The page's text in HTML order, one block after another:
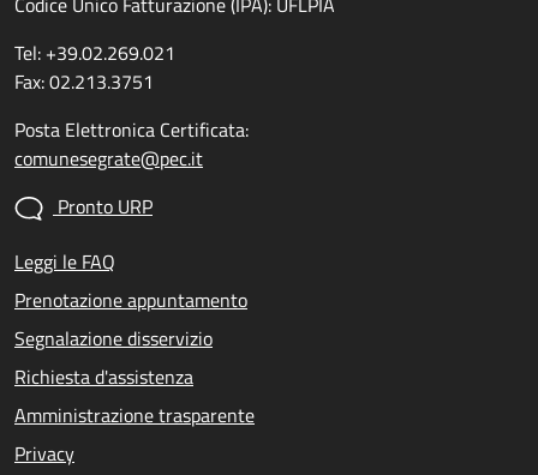
Tel: +39.02.269.021
Fax: 02.213.3751
Posta Elettronica Certificata:
comunesegrate@pec.it
Pronto URP
Leggi le FAQ
Prenotazione appuntamento
Segnalazione disservizio
Richiesta d'assistenza
Amministrazione trasparente
Privacy